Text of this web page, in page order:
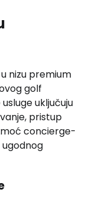
nizu premium
golf
uključuju
pristup
concierge-
ugodnog